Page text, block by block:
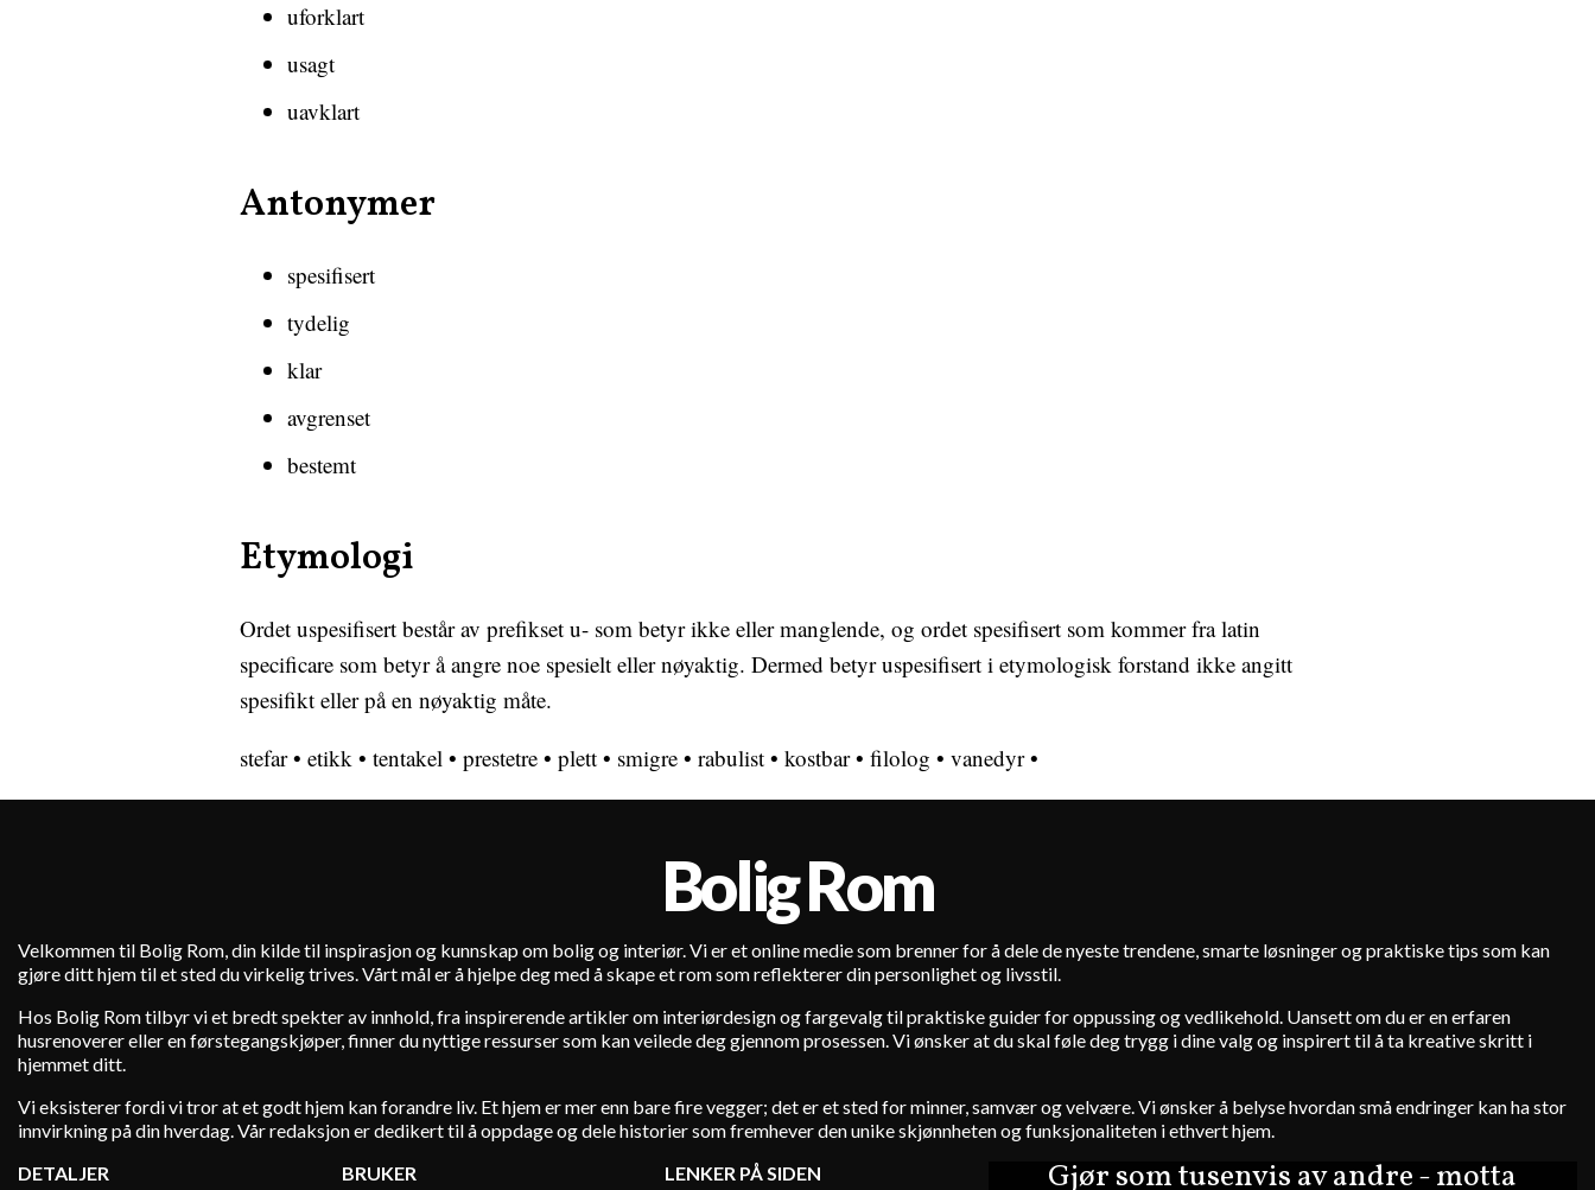
uforklart
usagt
uavklart
Antonymer
spesifisert
tydelig
klar
avgrenset
bestemt
Etymologi
Ordet uspesifisert består av prefikset u- som betyr ikke eller manglende, og ordet spesifisert som kommer fra latin
specificare som betyr å angre noe spesielt eller nøyaktig. Dermed betyr uspesifisert i etymologisk forstand ikke angitt
spesifikt eller på en nøyaktig måte.
stefar• etikk • tentakel • prestetre • plett • smigre • rabulist • kostbar• filolog • vanedyr•
Gjør som tusenvis av andre - motta
Bolig Rom
Velkommen til Bolig Rom, din kilde til inspirasjon og kunnskap om bolig og interiør. Vi er et online medie som brenner for å dele de nyeste trendene, smarte løsninger og praktiske tips som kan
gjøre ditt hjem til et sted du virkelig trives. Vårt mål er å hjelpe deg med å skape et rom som reflekterer din personlighet og livsstil.
Hos Bolig Rom tilbyr vi et bredt spekter av innhold, fra inspirerende artikler om interiørdesign og fargevalg til praktiske guider for oppussing og vedlikehold. Uansett om du er en erfaren
husrenoverer eller en førstegangskjøper, finner du nyttige ressurser som kan veilede deg gjennom prosessen. Vi ønsker at du skal føle deg trygg i dine valg og inspirert til å ta kreative skritt i
hjemmet ditt.
Vi eksisterer fordi vi tror at et godt hjem kan forandre liv. Et hjem er mer enn bare fire vegger; det er et sted for minner, samvær og velvære. Vi ønsker å belyse hvordan små endringer kan ha stor
innvirkning på din hverdag. Vår redaksjon er dedikert til å oppdage og dele historier som fremhever den unike skjønnheten og funksjonaliteten i ethvert hjem.
DETALJER
BRUKER LENKER PÅ SIDEN